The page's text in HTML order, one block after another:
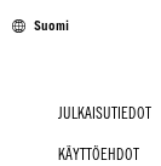
Suomi
JULKAISUTIEDOT
KÄYTTÖEHDOT